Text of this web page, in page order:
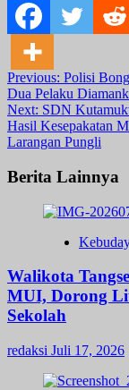
Post
navigation
Previous: Polisi
Dua Pelaku
Next: SDN
Hasil Kesepakatan
Larangan Pungli
Berita Lainnya
Walikota
MUI, Dorong
Sekolah
redaksi Juli 17, 2026